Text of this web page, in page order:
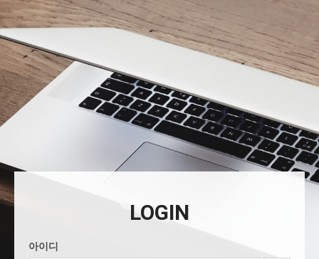
LOGIN
아이디